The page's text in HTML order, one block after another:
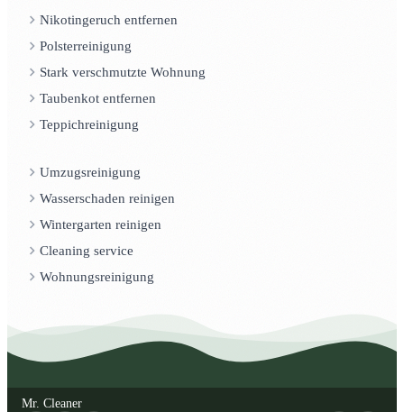
Nikotingeruch entfernen
Polsterreinigung
Stark verschmutzte Wohnung
Taubenkot entfernen
Teppichreinigung
Umzugsreinigung
Wasserschaden reinigen
Wintergarten reinigen
Cleaning service
Wohnungsreinigung
Mr. Cleaner